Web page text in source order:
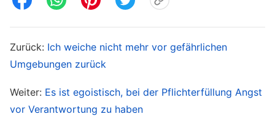
können antreten, wenn es für die Arbeit von
Gottes Haus und für Gottes auserwähltes Volk
und pflichtbewusst, um Gott zu bezeugen und
über die Wahrheit Gemeinschaft zu halten,
Zurück: Ich weiche nicht mehr vor gefährlichen
Umgebungen zurück
Weiter: Es ist egoistisch, bei der Pflichterfüllung Angst
vor Verantwortung zu haben